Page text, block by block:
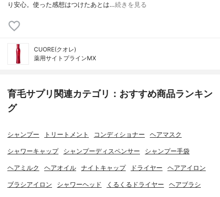
り安心。使った感想はつけたあとは…続きを見る
CUORE(クオレ)
薬用サイトプラインMX
育毛サプリ関連カテゴリ：おすすめ商品ランキン
グ
シャンプー トリートメント コンディショナー ヘアマスク
シャワーキャップ シャンプーディスペンサー シャンプー手袋
ヘアミルク ヘアオイル ナイトキャップ ドライヤー ヘアアイロン
ブラシアイロン シャワーヘッド くるくるドライヤー ヘアブラシ